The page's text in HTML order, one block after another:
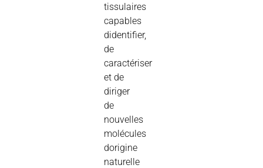
tissulaires
capables
didentifier,
de
caractériser
et de
diriger
de
nouvelles
molécules
dorigine
naturelle